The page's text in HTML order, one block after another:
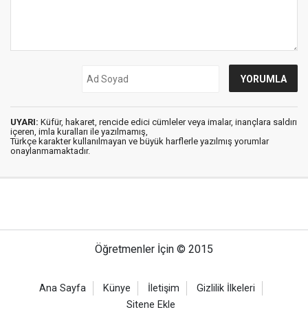
UYARI: Küfür, hakaret, rencide edici cümleler veya imalar, inançlara saldırı
içeren, imla kuralları ile yazılmamış,
Türkçe karakter kullanılmayan ve büyük harflerle yazılmış yorumlar
onaylanmamaktadır.
Öğretmenler İçin © 2015
Ana Sayfa Künye İletişim
Gizlilik İlkeleri
Sitene Ekle